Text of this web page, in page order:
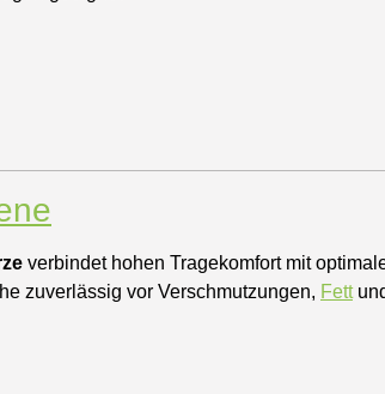
verbindet hohen Tragekomfort mit
zuverlässig vor Verschmutzungen, Fett